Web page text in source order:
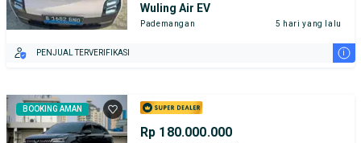
Wuling Air EV
Pademangan 5 hari yang lalu
PENJUAL TERVERIFIKASI i
BOOKING AMAN
Rp 180.000.000